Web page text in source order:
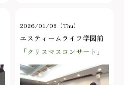
2026/01/08（Thu）
エスティームライフ学園前
「クリスマスコンサート」